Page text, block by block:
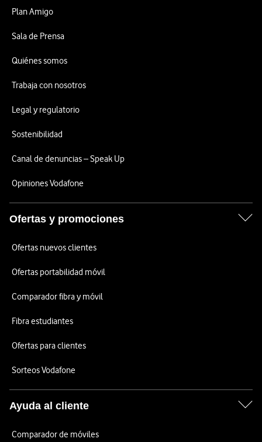
Plan Amigo
Sala de Prensa
Quiénes somos
Trabaja con nosotros
Legal y regulatorio
Sostenibilidad
Canal de denuncias – Speak Up
Opiniones Vodafone
Ofertas y promociones
Ofertas nuevos clientes
Ofertas portabilidad móvil
Comparador fibra y móvil
Fibra estudiantes
Ofertas para clientes
Sorteos Vodafone
Ayuda al cliente
Comparador de móviles